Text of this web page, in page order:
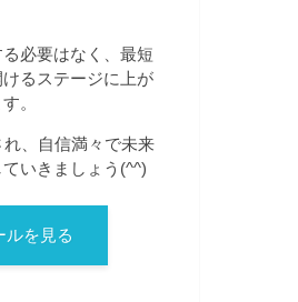
必要はなく、最短
るステージに上が
。
、自信満々で未来
いきましょう(^^)
ルを見る